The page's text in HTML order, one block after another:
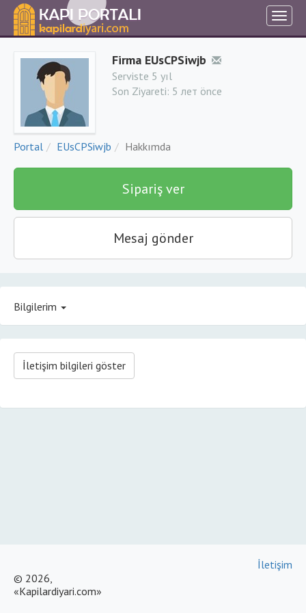
Firma EUsCPSiwjb
Serviste 5 yıl
Son Ziyareti: 5 лет önce
Portal EUsCPSiwjb Hakkımda
Sipariş ver
Mesaj gönder
Bilgilerim
İletişim bilgileri göster
© 2026,
«Kapilardiyari.com»
İletişim